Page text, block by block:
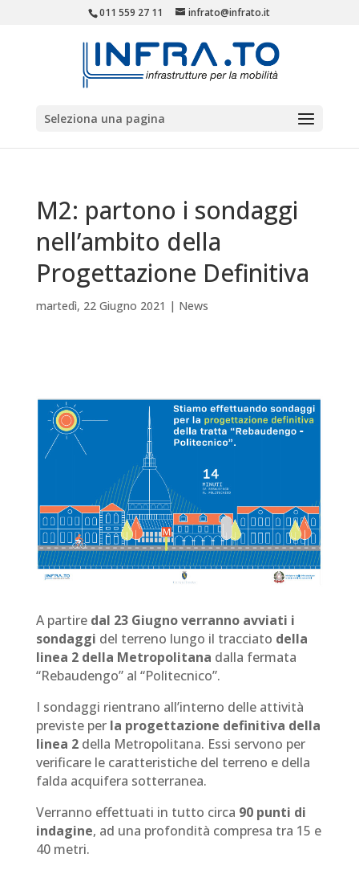
011 559 27 11 infrato@infrato.it
Seleziona una pagina
M2: partono i sondaggi
nell’ambito della
Progettazione Definitiva
martedì, 22 Giugno 2021 | News
A partire dal 23 Giugno verranno avviati i
sondaggi del terreno lungo il tracciato della
linea 2 della Metropolitana dalla fermata
“Rebaudengo” al “Politecnico”.
I sondaggi rientrano all’interno delle attività
previste per la progettazione definitiva della
linea 2della Metropolitana. Essi servono per
verificare le caratteristiche del terreno e della
falda acquifera sotterranea.
Verranno effettuati in tutto circa 90 punti di
indagine, ad una profondità compresa tra 15 e
40 metri.